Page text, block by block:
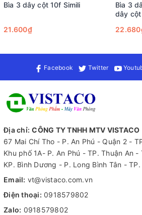
Bìa 3 dây cột 10f Simili
21.600₫
Bìa 3
dây cột
Facebook Twitter
Địa chỉ: CÔNG TY TNHH MTV VISTACO
67 Mai Chí Tho - P. An Phú - Quận 2 -
Khu phố 1A- P. An Phú - TP. Thuận An -
KP. Bình Dương - P. Long Bình Tân -
Email: vt@vistaco.com.vn
Điện thoại: 0918579802
Zalo: 0918579802